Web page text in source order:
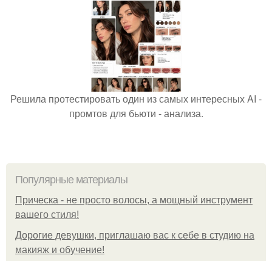
Решила протестировать один из самых интересных AI -
промтов для бьюти - анализа.
Популярные материалы
Прическа - не просто волосы, а мощный инструмент
вашего стиля!
Дорогие девушки, приглашаю вас к себе в студию на
макияж и обучение!